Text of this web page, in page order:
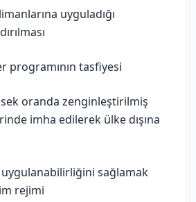
uyguladığı
programının tasfiyesi
oranda zenginleştirilmiş
imha edilerek ülke dışına
sağlamak
rejimi